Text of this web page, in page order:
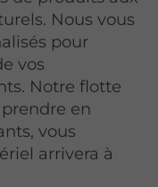
Nous vous
pour
vos
Notre flotte
en
vous
arrivera à